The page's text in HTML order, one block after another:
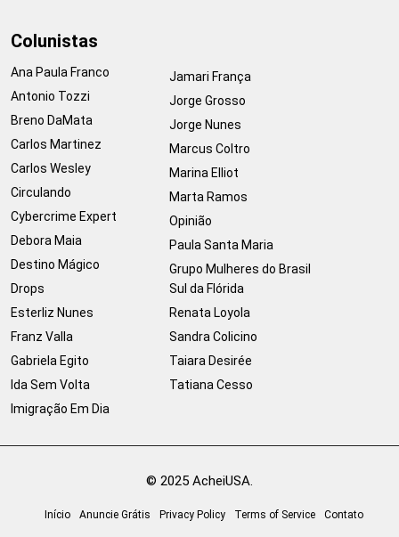
Colunistas
Ana Paula Franco
Antonio Tozzi
Breno DaMata
Carlos Martinez
Carlos Wesley
Circulando
Cybercrime Expert
Debora Maia
Destino Mágico
Drops
Esterliz Nunes
Franz Valla
Gabriela Egito
Ida Sem Volta
Imigração Em Dia
Jamari França
Jorge Grosso
Jorge Nunes
Marcus Coltro
Marina Elliot
Marta Ramos
Opinião
Paula Santa Maria
Grupo Mulheres do Brasil
Sul da Flórida
Renata Loyola
Sandra Colicino
Taiara Desirée
Tatiana Cesso
© 2025 AcheiUSA.
Início Anuncie Grátis Privacy Policy Terms of Service Contato